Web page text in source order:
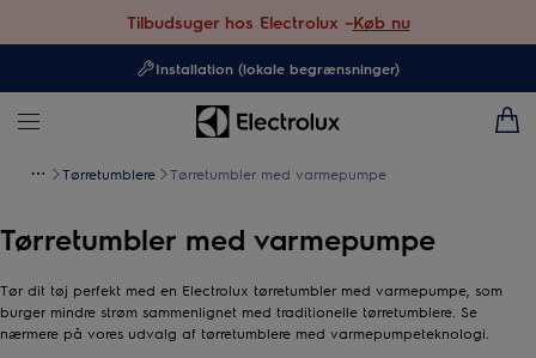
Tilbudsuger hos Electrolux –Køb nu
Installation (lokale begrænsninger)
Tørretumblere Tørretumbler med varmepumpe
Tørretumbler med varmepumpe
Tør dit tøj perfekt med en Electrolux tørretumbler med varmepumpe, som
burger mindre strøm sammenlignet med traditionelle tørretumblere. Se
nærmere på vores udvalg af tørretumblere med varmepumpeteknologi.